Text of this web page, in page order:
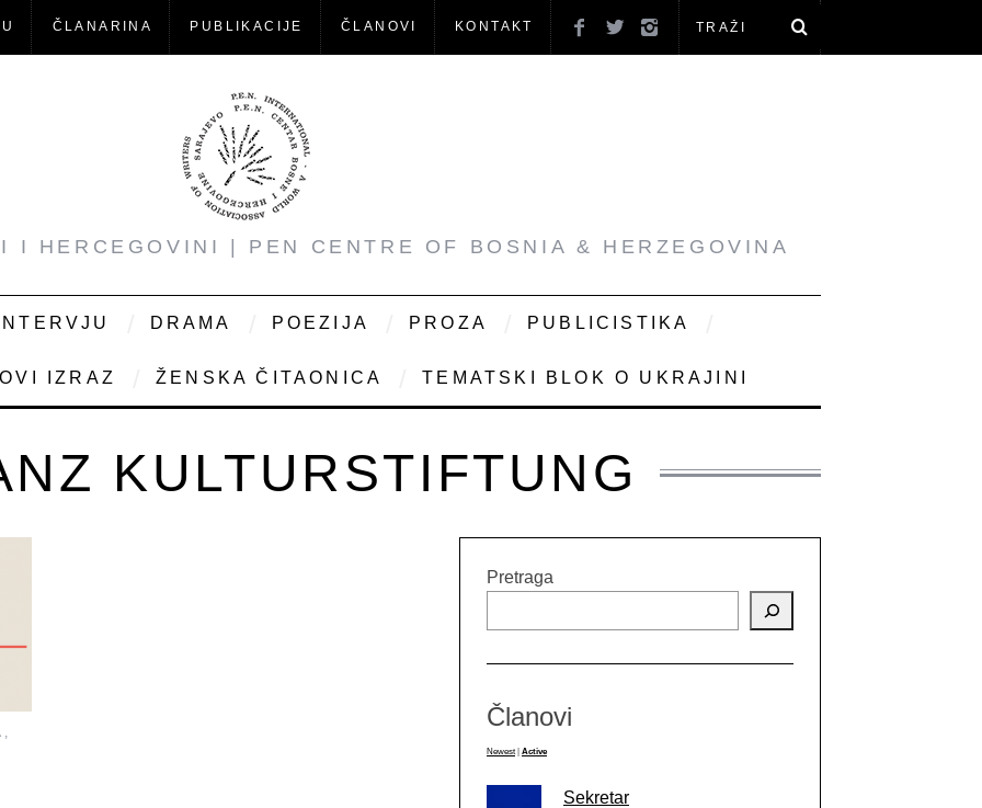
ČLANARINA PUBLIKACIJE ČLANOVI KONTAKT
I HERCEGOVINI | PEN CENTRE OF BOSNIA & HERZEGOVINA
INTERVJU DRAMA POEZIJA PROZA PUBLICISTIKA
IZRAZ ŽENSKA ČITAONICA TEMATSKI BLOK O UKRAJINI
KULTURSTIFTUNG
Pretraga
Članovi
Newest Active
Sekretar